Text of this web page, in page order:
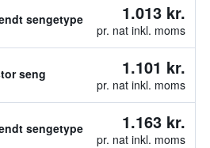
sengetype 1.013 kr.
pr. nat inkl. moms
seng 1.101 kr.
pr. nat inkl. moms
sengetype 1.163 kr.
pr. nat inkl. moms